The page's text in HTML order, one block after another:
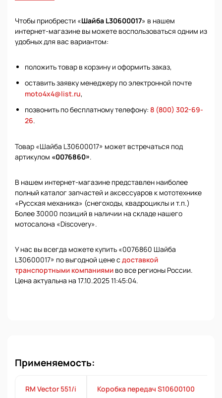
Чтобы приобрести «Шайба L30600017» в нашем
интернет-магазине вы можете воспользоваться одним из
удобных для вас вариантом:
положить товар в корзину и оформить заказ,
оставить заявку менеджеру по электронной почте
moto4x4@list.ru,
позвонить по бесплатному телефону: 8 (800) 302-69-
26.
Товар «Шайба L30600017» может встречаться под
артикулом «0076860».
В нашем интернет-магазине представлен наиболее
полный каталог запчастей и аксессуаров к мототехнике
«Русская механика» (снегоходы, квадроциклы и т.п.)
Более 30000 позиций в наличии на складе нашего
мотосалона «Discovery».
У нас вы всегда можете купить «0076860 Шайба
L30600017» по выгодной цене с доставкой
транспортными компаниями во все регионы России.
Цена актуальна на 17.10.2025 11:45:04.
Применяемость:
RM Vector 551/i Коробка передач S10600100